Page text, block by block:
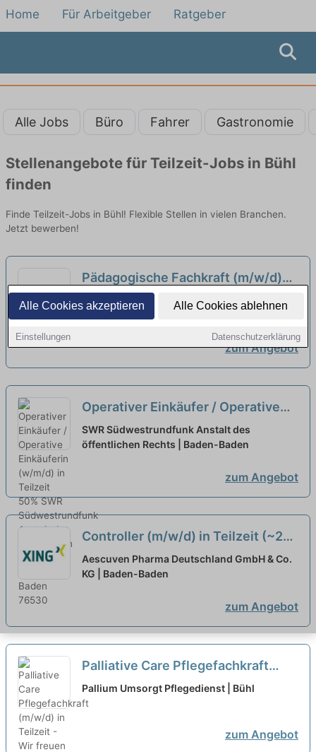
Alle Cookies akzeptieren Alle Cookies ablehnen
Einstellungen Datenschutzerklärung
Home Für Arbeitgeber Ratgeber
Alle Jobs Büro Fahrer Gastronomie
Stellenangebote für Teilzeit-Jobs in Bühl
finden
Finde Teilzeit-Jobs in Bühl! Flexible Stellen in vielen Branchen.
Jetzt bewerben!
Pädagogische Fachkraft (m/w/d)
Ab sofort in Voll- oder Teilzeit in
Bad-Wildbad
Evang. Kirchengemeinde Obere Enz | Bad
Wildbad - Wildbad
zum Angebot
Operativer Einkäufer / Operative
Einkäuferin (w/m/d) in Teilzeit 50%
neu
SWR Südwestrundfunk Anstalt des
öffentlichen Rechts | Baden-Baden
zum Angebot
Controller (m/w/d) in Teilzeit (~20
Std./Woche) neu
Aescuven Pharma Deutschland GmbH & Co.
KG | Baden-Baden
zum Angebot
Palliative Care Pflegefachkraft
(m/w/d) in Teilzeit - Wir freuen uns
auf Ihre Unterstützung!
Pallium Umsorgt Pflegedienst | Bühl
zum Angebot